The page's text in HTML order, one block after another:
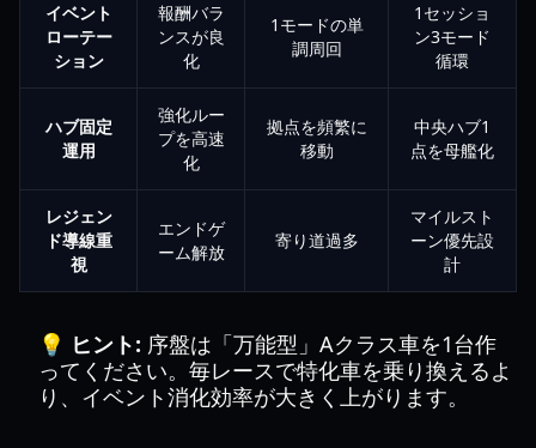
イベント
ローテー
ション
報酬バラ
ンスが良
化
1モードの単
調周回
1セッショ
ン3モード
循環
ハブ固定
運用
強化ルー
プを高速
化
拠点を頻繁に
移動
中央ハブ1
点を母艦化
レジェン
ド導線重
視
エンドゲ
ーム解放
寄り道過多
マイルスト
ーン優先設
計
💡 ヒント: 序盤は「万能型」Aクラス車を1台作
ってください。毎レースで特化車を乗り換えるよ
り、イベント消化効率が大きく上がります。